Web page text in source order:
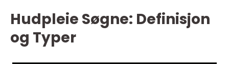
Hudpleie Søgne: Definisjon
og Typer